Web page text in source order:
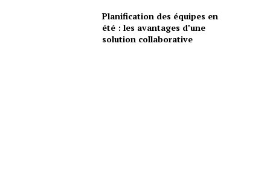
Planification des équipes en
été : les avantages d’une
solution collaborative